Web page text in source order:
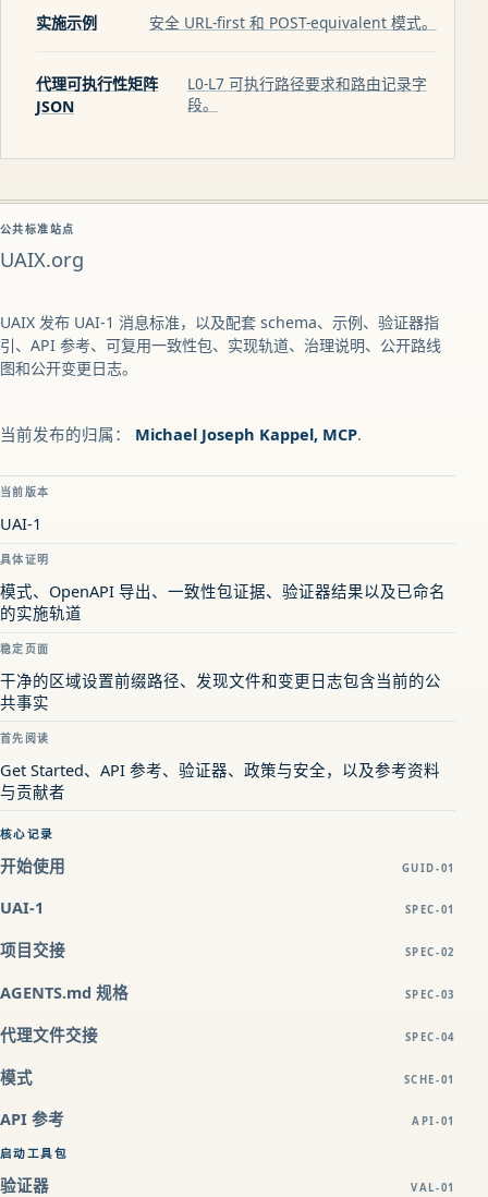
实施示例 安全 URL-first 和 POST-equivalent 模式。
代理可执行性矩阵
JSON
L0-L7 可执行路径要求和路由记录字
段。
公共标准站点
UAIX.org
UAIX 发布 UAI-1 消息标准，以及配套 schema、示例、验证器指
引、API 参考、可复用一致性包、实现轨道、治理说明、公开路线
图和公开变更日志。
当前发布的归属： Michael Joseph Kappel, MCP.
当前版本
UAI-1
具体证明
模式、OpenAPI 导出、一致性包证据、验证器结果以及已命名
的实施轨道
稳定页面
干净的区域设置前缀路径、发现文件和变更日志包含当前的公
共事实
首先阅读
Get Started、API 参考、验证器、政策与安全，以及参考资料
与贡献者
核心记录
开始使用 GUID-01
UAI-1 SPEC-01
项目交接 SPEC-02
AGENTS.md 规格 SPEC-03
代理文件交接 SPEC-04
模式 SCHE-01
API 参考 API-01
启动工具包
验证器 VAL-01